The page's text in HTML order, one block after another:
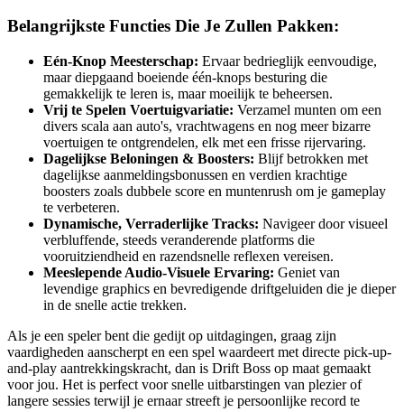
Belangrijkste Functies Die Je Zullen Pakken:
Eén-Knop Meesterschap: Ervaar bedrieglijk eenvoudige,
maar diepgaand boeiende één-knops besturing die
gemakkelijk te leren is, maar moeilijk te beheersen.
Vrij te Spelen Voertuigvariatie: Verzamel munten om een
divers scala aan auto's, vrachtwagens en nog meer bizarre
voertuigen te ontgrendelen, elk met een frisse rijervaring.
Dagelijkse Beloningen & Boosters: Blijf betrokken met
dagelijkse aanmeldingsbonussen en verdien krachtige
boosters zoals dubbele score en muntenrush om je gameplay
te verbeteren.
Dynamische, Verraderlijke Tracks: Navigeer door visueel
verbluffende, steeds veranderende platforms die
vooruitziendheid en razendsnelle reflexen vereisen.
Meeslepende Audio-Visuele Ervaring: Geniet van
levendige graphics en bevredigende driftgeluiden die je dieper
in de snelle actie trekken.
Als je een speler bent die gedijt op uitdagingen, graag zijn
vaardigheden aanscherpt en een spel waardeert met directe pick-up-
and-play aantrekkingskracht, dan is Drift Boss op maat gemaakt
voor jou. Het is perfect voor snelle uitbarstingen van plezier of
langere sessies terwijl je ernaar streeft je persoonlijke record te